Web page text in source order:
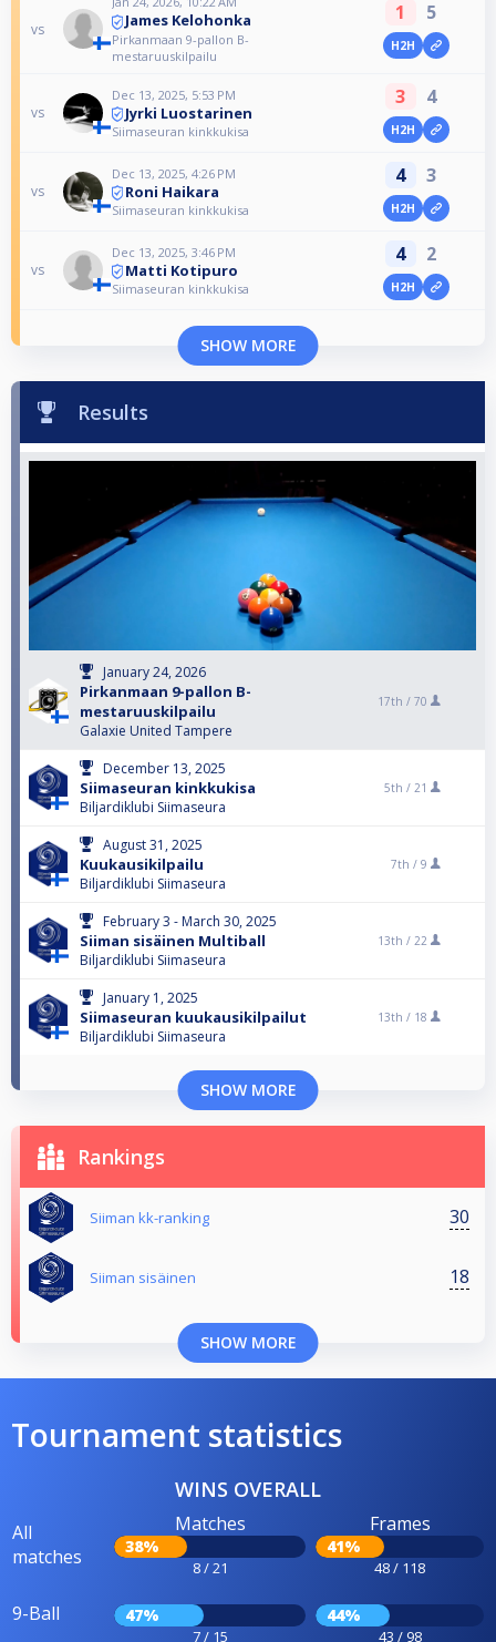
vs James Kelohonka
Pirkanmaan 9-pallon B-
mestaruuskilpailu
1 5
H2H
vs
Dec 13, 2025, 5:53 PM
Jyrki Luostarinen
Siimaseuran kinkkukisa
3 4
H2H
vs
Dec 13, 2025, 4:26 PM
Roni Haikara
Siimaseuran kinkkukisa
4 3
H2H
vs
Dec 13, 2025, 3:46 PM
Matti Kotipuro
Siimaseuran kinkkukisa
4 2
H2H
SHOW MORE
Results
January 24, 2026
Pirkanmaan 9-pallon B-
mestaruuskilpailu
Galaxie United Tampere
17th / 70
December 13, 2025
Siimaseuran kinkkukisa
Biljardiklubi Siimaseura
5th / 21
August 31, 2025
Kuukausikilpailu
Biljardiklubi Siimaseura
7th / 9
February 3 - March 30, 2025
Siiman sisäinen Multiball
Biljardiklubi Siimaseura
13th / 22
January 1, 2025
Siimaseuran kuukausikilpailut
Biljardiklubi Siimaseura
13th / 18
SHOW MORE
Rankings
Siiman kk-ranking 30
Siiman sisäinen 18
SHOW MORE
Tournament statistics
WINS OVERALL
All
matches
Matches
38%
8 / 21
Frames
41%
48 / 118
9-Ball 47%
7 / 15
44%
43 / 98